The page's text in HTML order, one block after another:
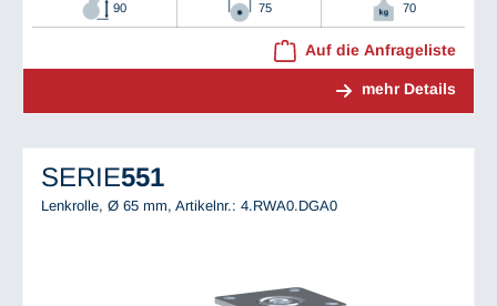
90 75 70
Auf die Anfrageliste
mehr Details
SERIE551
Lenkrolle, Ø 65 mm, Artikelnr.: 4.RWA0.DGA0